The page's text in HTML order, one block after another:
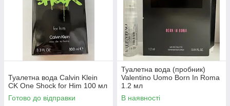
Туалетна вода Calvin Klein
CK One Shock for Him 100 мл
Готово до відправки
Туалетна вода (пробник)
Valentino Uomo Born In Roma
1.2 мл
В наявності